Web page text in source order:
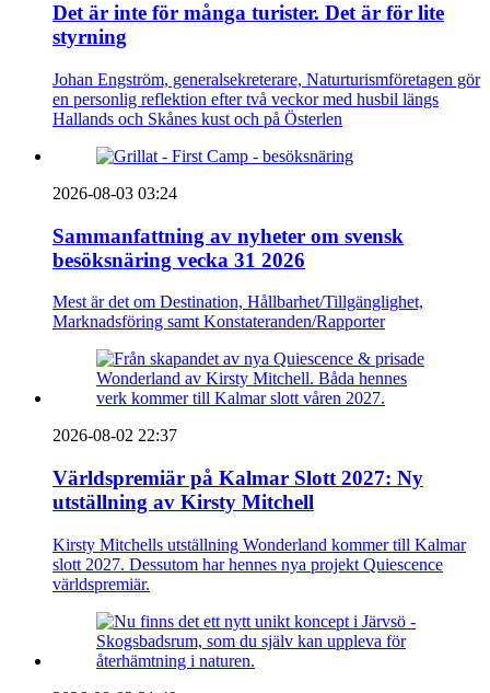
Det är inte för många turister. Det är för lite
styrning
Johan Engström, generalsekreterare, Naturturismföretagen gör
en personlig reflektion efter två veckor med husbil längs
Hallands och Skånes kust och på Österlen
2026-08-03 03:24
Sammanfattning av nyheter om svensk
besöksnäring vecka 31 2026
Mest är det om Destination, Hållbarhet/Tillgänglighet,
Marknadsföring samt Konstateranden/Rapporter
2026-08-02 22:37
Världspremiär på Kalmar Slott 2027: Ny
utställning av Kirsty Mitchell
Kirsty Mitchells utställning Wonderland kommer till Kalmar
slott 2027. Dessutom har hennes nya projekt Quiescence
världspremiär.